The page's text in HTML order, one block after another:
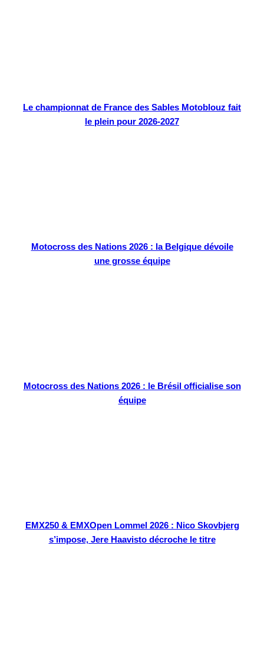
Le championnat de France des Sables Motoblouz fait
le plein pour 2026-2027
Motocross des Nations 2026 : la Belgique dévoile
une grosse équipe
Motocross des Nations 2026 : le Brésil officialise son
équipe
EMX250 & EMXOpen Lommel 2026 : Nico Skovbjerg
s’impose, Jere Haavisto décroche le titre